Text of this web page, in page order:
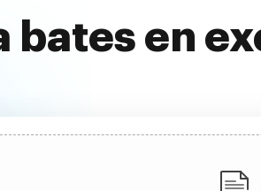
bates en